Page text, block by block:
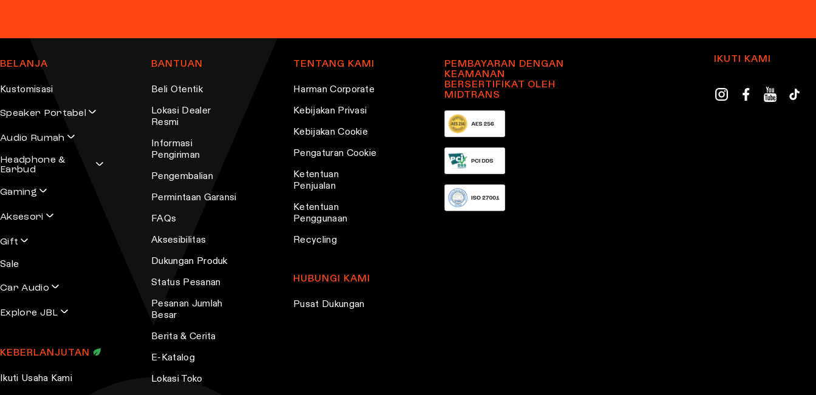
BELANJA
Kustomisasi
Speaker Portabel
Audio Rumah
Headphone &
Earbud
Gaming
Aksesori
Gift
Sale
Car Audio
Explore JBL
KEBERLANJUTAN
Ikuti Usaha Kami
BANTUAN
Beli Otentik
Lokasi Dealer
Resmi
Informasi
Pengiriman
Pengembalian
Permintaan Garansi
FAQs
Aksesibilitas
Dukungan Produk
Status Pesanan
Pesanan Jumlah
Besar
Berita & Cerita
E-Katalog
Lokasi Toko
TENTANG KAMI
Harman Corporate
Kebijakan Privasi
Kebijakan Cookie
Pengaturan Cookie
Ketentuan
Penjualan
Ketentuan
Penggunaan
Recycling
HUBUNGI KAMI
Pusat Dukungan
PEMBAYARAN DENGAN
KEAMANAN
BERSERTIFIKAT OLEH
MIDTRANS
IKUTI KAMI